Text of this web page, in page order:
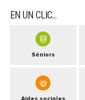
EN UN CLIC...
Séniors